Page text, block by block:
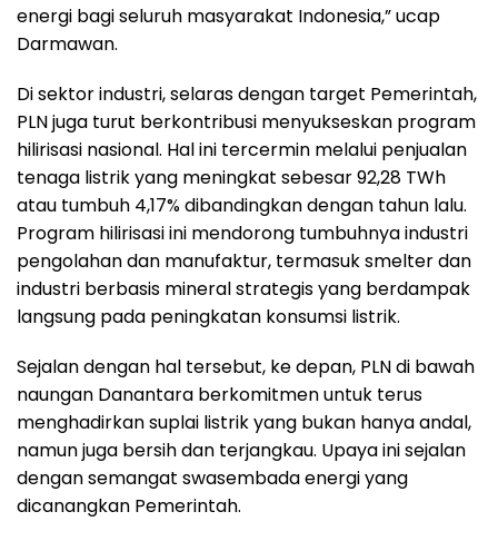
energi bagi seluruh masyarakat Indonesia,” ucap
Darmawan.
Di sektor industri, selaras dengan target Pemerintah,
PLN juga turut berkontribusi menyukseskan program
hilirisasi nasional. Hal ini tercermin melalui penjualan
tenaga listrik yang meningkat sebesar 92,28 TWh
atau tumbuh 4,17% dibandingkan dengan tahun lalu.
Program hilirisasi ini mendorong tumbuhnya industri
pengolahan dan manufaktur, termasuk smelter dan
industri berbasis mineral strategis yang berdampak
langsung pada peningkatan konsumsi listrik.
Sejalan dengan hal tersebut, ke depan, PLN di bawah
naungan Danantara berkomitmen untuk terus
menghadirkan suplai listrik yang bukan hanya andal,
namun juga bersih dan terjangkau. Upaya ini sejalan
dengan semangat swasembada energi yang
dicanangkan Pemerintah.